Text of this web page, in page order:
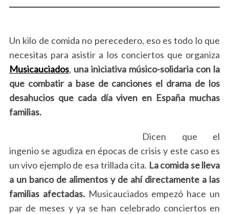
Un kilo de comida no perecedero, eso es todo lo que
necesitas para asistir a los conciertos que organiza
Musicauciados, una iniciativa músico-solidaria con la
que combatir a base de canciones el drama de los
desahucios que cada día viven en España muchas
familias.
Dicen que el
ingenio se agudiza en épocas de crisis y este caso es
un vivo ejemplo de esa trillada cita. La comida se lleva
a un banco de alimentos y de ahí directamente a las
familias afectadas.Musicauciados empezó hace un
par de meses y ya se han celebrado conciertos en